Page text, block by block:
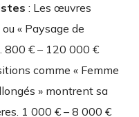
: Les œuvres
« Paysage de
800 € – 120 000 €
comme « Femme
» montrent sa
1 000 € – 8 000 €